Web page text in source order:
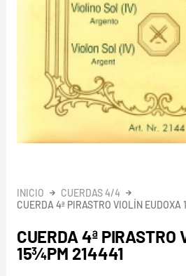
INICIO
CUERDAS 4/4
CUERDA 4ª PIRASTRO VIOLÍN EUDOXA
CUERDA 4ª PIRASTRO
15¾PM 214441